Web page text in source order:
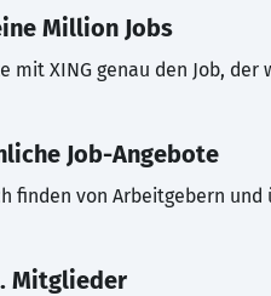
Million Jobs
mit XING genau den Job, der
Job-Angebote
finden von Arbeitgebern und
Mitglieder